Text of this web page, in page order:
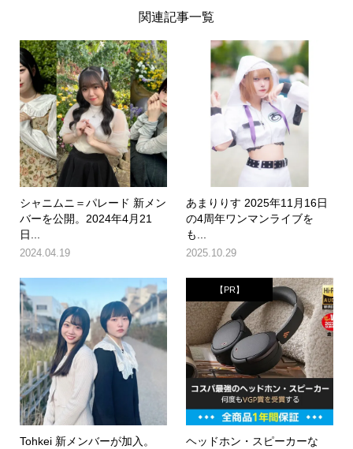
関連記事一覧
シャニムニ＝パレード 新メン
バーを公開。2024年4月21
日...
2024.04.19
あまりりす 2025年11月16日
の4周年ワンマンライブを
も...
2025.10.29
Tohkei 新メンバーが加入。
【PR】
ヘッドホン・スピーカーな